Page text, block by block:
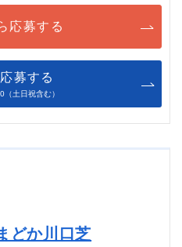
応募する
募する
土日祝含む）
どか川口芝